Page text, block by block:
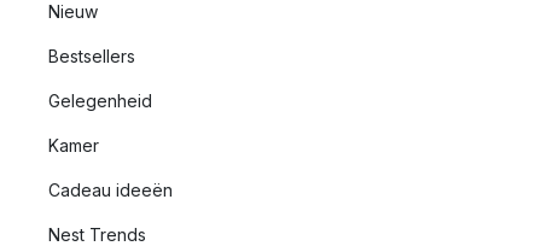
Nieuw
Bestsellers
Gelegenheid
Kamer
Cadeau ideeën
Nest Trends